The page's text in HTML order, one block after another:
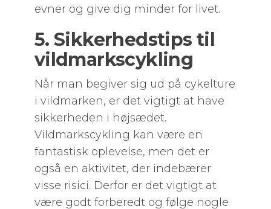
evner og give dig minder for livet.
5. Sikkerhedstips til
vildmarkscykling
Når man begiver sig ud på cykelture
i vildmarken, er det vigtigt at have
sikkerheden i højsædet.
Vildmarkscykling kan være en
fantastisk oplevelse, men det er
også en aktivitet, der indebærer
visse risici. Derfor er det vigtigt at
være godt forberedt og følge nogle